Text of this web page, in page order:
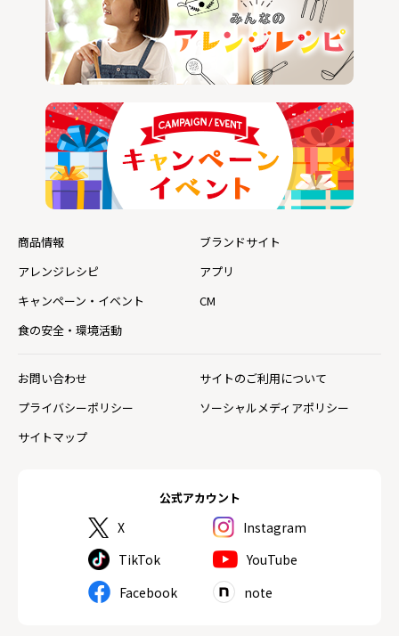
公式アカウント
X
Instagram
TikTok
YouTube
Facebook
note
商品情報
ブランドサイト
アレンジレシピ
アプリ
キャンペーン・イベント
CM
食の安全・環境活動
お問い合わせ
サイトのご利用について
プライバシーポリシー
ソーシャルメディアポリシー
サイトマップ